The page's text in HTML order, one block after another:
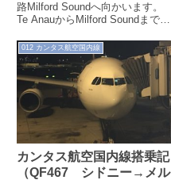
路Milford Soundへ向かいます。
Te AnauからMilford Soundまでの
012 カンタス航空国内線
カンタス航空国内線搭乗記
（QF467 シドニー→メル